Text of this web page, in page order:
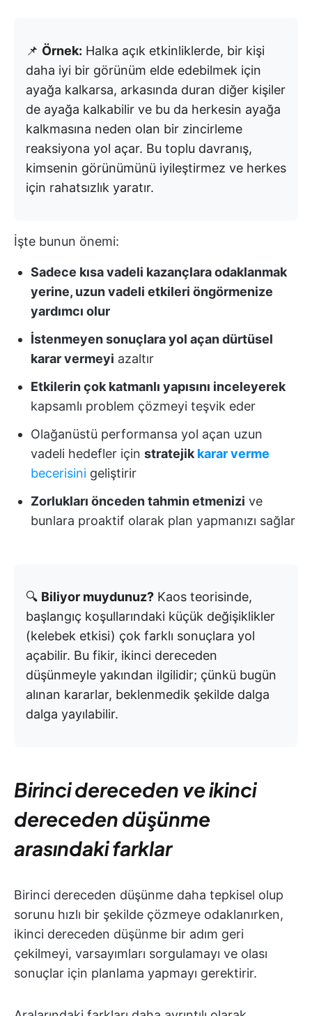
📌 Örnek: Halka açık etkinliklerde, bir kişi
daha iyi bir görünüm elde edebilmek için
ayağa kalkarsa, arkasında duran diğer kişiler
de ayağa kalkabilir ve bu da herkesin ayağa
kalkmasına neden olan bir zincirleme
reaksiyona yol açar. Bu toplu davranış,
kimsenin görünümünü iyileştirmez ve herkes
için rahatsızlık yaratır.
İşte bunun önemi:
Sadece kısa vadeli kazançlara odaklanmak
yerine, uzun vadeli etkileri öngörmenize
yardımcı olur
İstenmeyen sonuçlara yol açan dürtüsel
karar vermeyi azaltır
Etkilerin çok katmanlı yapısını inceleyerek
kapsamlı problem çözmeyi teşvik eder
Olağanüstü performansa yol açan uzun
vadeli hedefler için stratejik karar verme
becerisini geliştirir
Zorlukları önceden tahmin etmenizi ve
bunlara proaktif olarak plan yapmanızı sağlar
🔍 Biliyor muydunuz? Kaos teorisinde,
başlangıç koşullarındaki küçük değişiklikler
(kelebek etkisi) çok farklı sonuçlara yol
açabilir. Bu fikir, ikinci dereceden
düşünmeyle yakından ilgilidir; çünkü bugün
alınan kararlar, beklenmedik şekilde dalga
dalga yayılabilir.
Birinci dereceden ve ikinci
dereceden düşünme
arasındaki farklar
Birinci dereceden düşünme daha tepkisel olup
sorunu hızlı bir şekilde çözmeye odaklanırken,
ikinci dereceden düşünme bir adım geri
çekilmeyi, varsayımları sorgulamayı ve olası
sonuçlar için planlama yapmayı gerektirir.